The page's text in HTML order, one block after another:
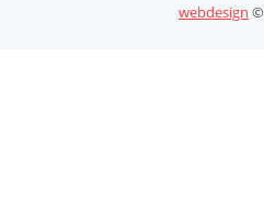
webdesign ©